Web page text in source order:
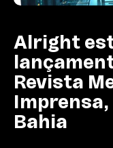
Alright
Revista
Imprensa,
Bahia